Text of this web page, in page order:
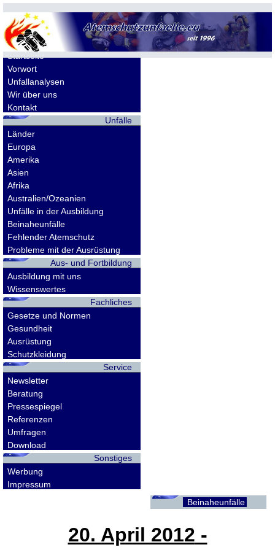
Allgemeines
Startseite
Vorwort
Unfallanalysen
Wir über uns
Kontakt
Unfälle
Länder
Europa
Amerika
Asien
Afrika
Australien/Ozeanien
Unfälle in der Ausbildung
Beinaheunfälle
Fehlender Atemschutz
Probleme mit der Ausrüstung
Aus- und Fortbildung
Ausbildung mit uns
Wissenswertes
Fachliches
Gesetze und Normen
Gesundheit
Ausrüstung
Schutzkleidung
Service
Newsletter
Beratung
Pressespiegel
Referenzen
Umfragen
Download
Sonstiges
Werbung
Impressum
Beinaheunfälle
20. April 2012 -